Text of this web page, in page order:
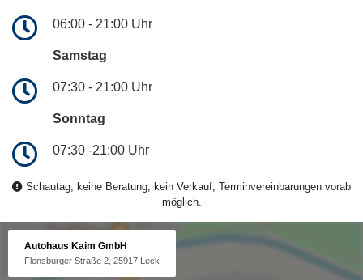
06:00 - 21:00 Uhr
Samstag
07:30 - 21:00 Uhr
Sonntag
07:30 -21:00 Uhr
Schautag, keine Beratung, kein Verkauf, Terminvereinbarungen vorab
möglich.
Autohaus Kaim GmbH
Flensburger Straße 2, 25917 Leck